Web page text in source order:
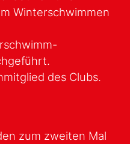
Winterschwimmen
des Clubs.
zum zweiten Mal